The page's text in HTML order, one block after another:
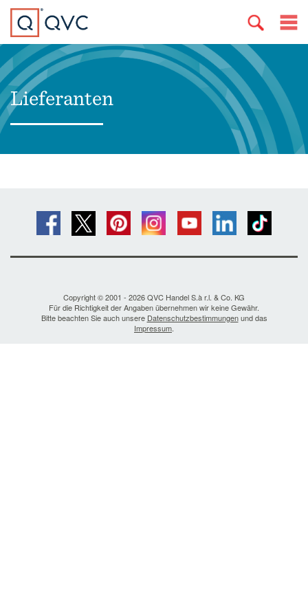
Lieferanten
Copyright © 2001 - 2026 QVC Handel S.à r.l. & Co. KG
Für die Richtigkeit der Angaben übernehmen wir keine Gewähr.
Bitte beachten Sie auch unsere Datenschutzbestimmungenund das
Impressum.